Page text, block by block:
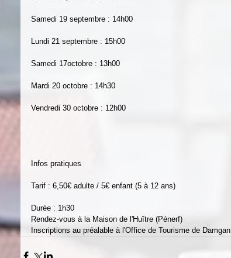
Samedi 19 septembre : 14h00
Lundi 21 septembre : 15h00
Samedi 17octobre : 13h00
Mardi 20 octobre : 14h30
Vendredi 30 octobre : 12h00
Infos pratiques
Tarif : 6,50€ adulte / 5€ enfant (5 à 12 ans)
Durée : 1h30
Rendez-vous à la Maison de l'Huître (Pénerf)
Inscriptions au préalable à l'Office de Tourisme de Damgan